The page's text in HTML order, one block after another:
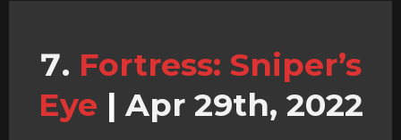
Fortress: Sniper’s
Eye | Apr 29th, 2022